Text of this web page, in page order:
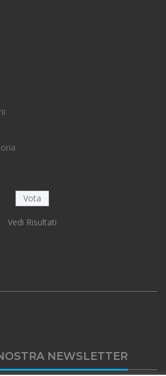
Vedi Risultati
NEWSLETTER